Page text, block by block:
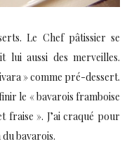
Le Chef pâtissier se
lui aussi des merveilles.
» comme pré-dessert.
le « bavarois framboise
». J’ai craqué pour
bavarois.